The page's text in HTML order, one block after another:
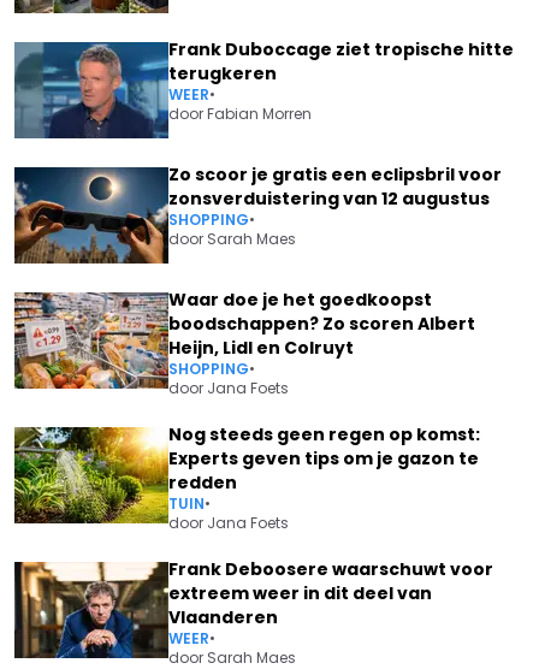
Frank Duboccage ziet tropische hitte
terugkeren
WEER•
doorFabian Morren
Zo scoor je gratis een eclipsbril voor
zonsverduistering van 12 augustus
SHOPPING•
door Sarah Maes
Waar doe je het goedkoopst
boodschappen? Zo scoren Albert
Heijn, Lidl en Colruyt
SHOPPING•
door Jana Foets
Nog steeds geen regen op komst:
Experts geven tips om je gazon te
redden
TUIN•
door Jana Foets
Frank Deboosere waarschuwt voor
extreem weer in dit deel van
Vlaanderen
WEER•
door Sarah Maes